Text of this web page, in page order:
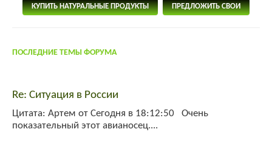
КУПИТЬ НАТУРАЛЬНЫЕ ПРОДУКТЫ ПРЕДЛОЖИТЬ СВОИ
ПОСЛЕДНИЕ ТЕМЫ ФОРУМА
Re: Ситуация в России
Цитата: Артем от Сегодня в 18:12:50 Очень
показательный этот авианосец....